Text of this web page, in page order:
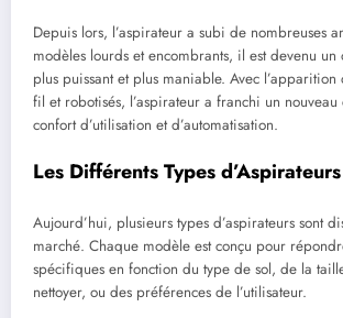
Depuis lors, l’aspirateur a subi de nombreuses
modèles lourds et encombrants, il est devenu
plus puissant et plus maniable. Avec l’apparition
fil et robotisés, l’aspirateur a franchi un
confort d’utilisation et d’automatisation.
Les Différents Types d’Aspirateurs
Aujourd’hui, plusieurs types d’aspirateurs sont
marché. Chaque modèle est conçu pour
spécifiques en fonction du type de sol, de la
nettoyer, ou des préférences de l’utilisateur.